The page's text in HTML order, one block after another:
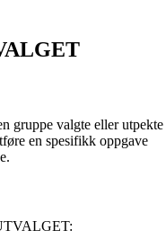
gruppe valgte eller utpekte
en spesifikk oppgave